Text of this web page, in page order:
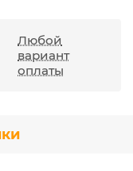
Любой
вариант
оплаты